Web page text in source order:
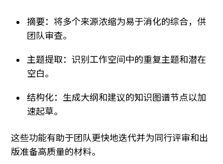
摘要：将多个来源浓缩为易于消化的综合，供
团队审查。
主题提取：识别工作空间中的重复主题和潜在
空白。
结构化：生成大纲和建议的知识图谱节点以加
速起草。
这些功能有助于团队更快地迭代并为同行评审和出
版准备高质量的材料。